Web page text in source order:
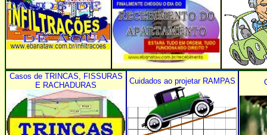
Casos de TRINCAS, FISSURAS
E RACHADURAS
Cuidados ao projetar RAMPAS